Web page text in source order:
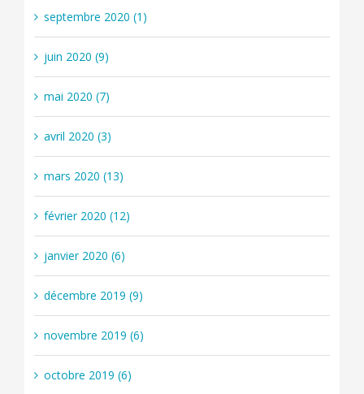
septembre 2020 (1)
juin 2020 (9)
mai 2020 (7)
avril 2020 (3)
mars 2020 (13)
février 2020 (12)
janvier 2020 (6)
décembre 2019 (9)
novembre 2019 (6)
octobre 2019 (6)